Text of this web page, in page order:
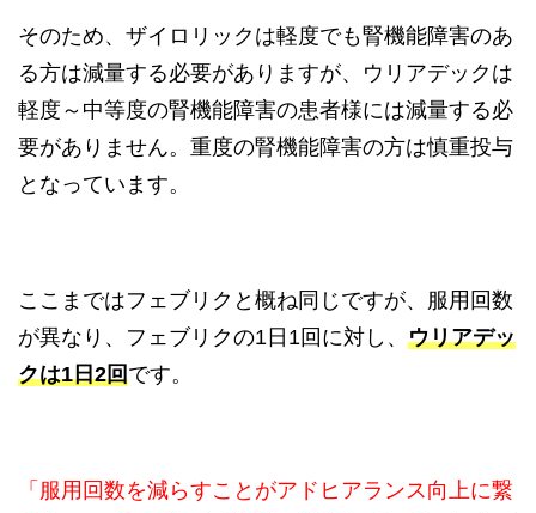
そのため、ザイロリックは軽度でも腎機能障害のあ
る方は減量する必要がありますが、ウリアデックは
軽度～中等度の腎機能障害の患者様には減量する必
要がありません。重度の腎機能障害の方は慎重投与
となっています。
ここまではフェブリクと概ね同じですが、服用回数
が異なり、フェブリクの1日1回に対し、 ウリアデッ
クは1日2回です。
「服用回数を減らすことがアドヒアランス向上に繋